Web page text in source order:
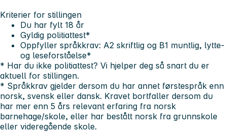
Kriterier for stillingen
Du har fylt 18 år
Gyldig politiattest*
Oppfyller språkkrav: A2 skriftlig og B1 muntlig, lytte-
og leseforståelse*
* Har du ikke politiattest? Vi hjelper deg så snart du er
aktuell for stillingen.
* Språkkrav gjelder dersom du har annet førstespråk enn
norsk, svensk eller dansk. Kravet bortfaller dersom du
har mer enn 5 års relevant erfaring fra norsk
barnehage/skole, eller har bestått norsk fra grunnskole
eller videregående skole.